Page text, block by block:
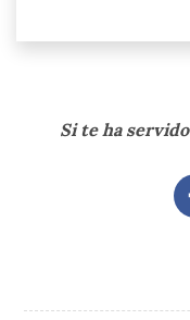
Si te ha